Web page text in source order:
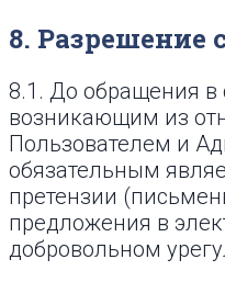
8. Разрешение
8.1. До обращения в
возникающим из
Пользователем и
обязательным
претензии
предложения в
добровольном